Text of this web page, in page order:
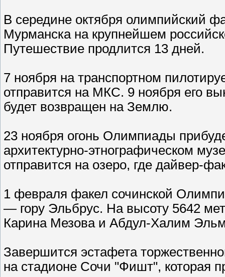
В середине октября олимпийский
Мурманска на крупнейшем
Путешествие продлится 13 дней.
7 ноября на транспортном
отправится на МКС. 9 ноября его
будет возвращен на Землю.
23 ноября огонь Олимпиады
архитектурно-этнографическом
отправится на озеро, где дайвер-
1 февраля факел сочинской
— гору Эльбрус. На высоту 5642
Карина Мезова и Абдул-Халим
Завершится эстафета
на стадионе Сочи "Фишт", которая